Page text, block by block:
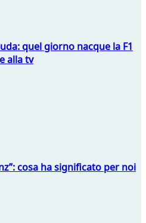
quel giorno nacque la F1
alla tv
cosa ha significato per noi